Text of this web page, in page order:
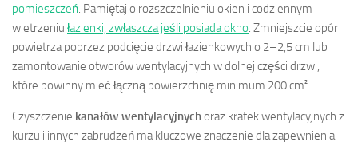
pomieszczeń . Pamiętaj o rozszczelnieniu okien i codziennym
wietrzeniu łazienki, zwłaszcza jeśli posiada okno . Zmniejszcie opór
powietrza poprzez podcięcie drzwi łazienkowych o 2–2,5 cm lub
zamontowanie otworów wentylacyjnych w dolnej części drzwi,
które powinny mieć łączną powierzchnię minimum 200 cm².
Czyszczenie kanałów wentylacyjnychoraz kratek wentylacyjnych z
kurzu i innych zabrudzeń ma kluczowe znaczenie dla zapewnienia